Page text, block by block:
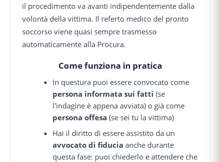
il procedimento va avanti indipendentemente dalla
volontà della vittima. Il referto medico del pronto
soccorso viene quasi sempre trasmesso
automaticamente alla Procura.
Come funziona in pratica
In questura puoi essere convocato come
persona informata sui fatti (se
l'indagine è appena avviata) o già come
persona offesa (se sei tu la vittima)
Hai il diritto di essere assistito da un
avvocato di fiducia anche durante
questa fase: puoi chiederlo e attendere che